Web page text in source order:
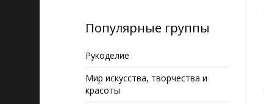
Популярные группы
Рукоделие
Мир искусства, творчества и
красоты